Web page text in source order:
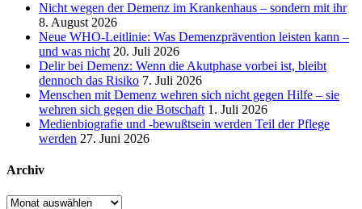
Nicht wegen der Demenz im Krankenhaus – sondern mit ihr
8. August 2026
Neue WHO-Leitlinie: Was Demenzprävention leisten kann –
und was nicht 20. Juli 2026
Delir bei Demenz: Wenn die Akutphase vorbei ist, bleibt
dennoch das Risiko 7. Juli 2026
Menschen mit Demenz wehren sich nicht gegen Hilfe – sie
wehren sich gegen die Botschaft 1. Juli 2026
Medienbiografie und -bewußtsein werden Teil der Pflege
werden 27. Juni 2026
Archiv
Archiv